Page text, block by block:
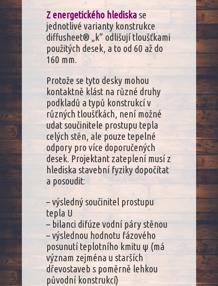
Z energetického hlediskase
jednotlivé varianty konstrukce
diffusheet® „k“ odlišují tloušťkami
použitých desek, a to od 60 až do
160 mm.
Protože se tyto desky mohou
kontaktně klást na různé druhy
podkladů a typů konstrukcí v
různých tloušťkách, není možné
udat součinitele prostupu tepla
celých stěn, ale pouze tepelné
odpory pro více doporučených
desek. Projektant zateplení musí z
hlediska stavební fyziky dopočítat
a posoudit:
– výsledný součinitel prostupu
tepla U
– bilanci difúze vodní páry stěnou
– výslednou hodnotu fázového
posunutí teplotního kmitu ψ (má
význam zejména u starších
dřevostaveb s poměrně lehkou
původní konstrukcí)